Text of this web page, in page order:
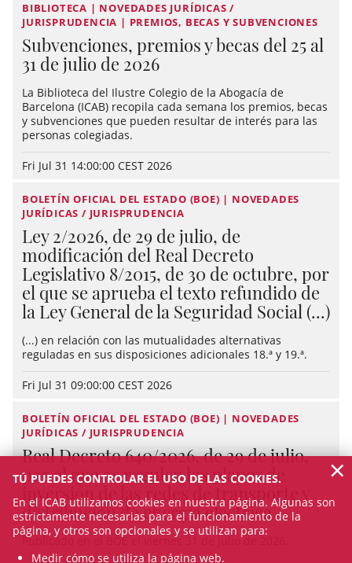
BIBLIOTECA | NOVEDADES JURÍDICAS /
JURISPRUDENCIA | PREMIOS, BECAS Y SUBVENCIONES
Subvenciones, premios y becas del 25 al
31 de julio de 2026
La Biblioteca del Ilustre Colegio de la Abogacía de
Barcelona (ICAB) recopila cada semana los premios, becas
y subvenciones que pueden resultar de interés para las
personas colegiadas.
Fri Jul 31 14:00:00 CEST 2026
BOLETÍN OFICIAL DEL ESTADO (BOE) | NOVEDADES
JURÍDICAS / JURISPRUDENCIA
Ley 2/2026, de 29 de julio, de
modificación del Real Decreto
Legislativo 8/2015, de 30 de octubre, por
el que se aprueba el texto refundido de
la Ley General de la Seguridad Social (...)
(...) en relación con las mutualidades alternativas
reguladas en sus disposiciones adicionales 18.ª y 19.ª.
Fri Jul 31 09:00:00 CEST 2026
BOLETÍN OFICIAL DEL ESTADO (BOE) | NOVEDADES
JURÍDICAS / JURISPRUDENCIA
Real Decreto 640/2026, de 29 de julio,
por el que se regulan los planes de
inversión de las redes de transporte y
distribución de energía eléctrica
Publicado en el BOE el viernes 31 de julio de 2026.
TÚ PUEDES CONTROLAR EL USO DE LAS COOKIES.
En el ICAB utilizamos cookies en nuestra página. Algunas son
estrictamente necesarias para el funcionamiento de la
página, y otros son opcionales y se utilizan para:
Medir cómo se utiliza la página web.
×